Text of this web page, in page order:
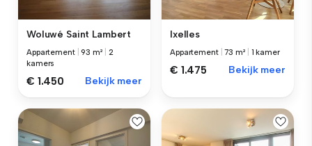
Woluwé Saint Lambert
Appartement |93 m²
2
kamers
€ 1.450 Bekijk meer
Ixelles
Appartement |73 m² 1 kamer
€ 1.475 Bekijk meer